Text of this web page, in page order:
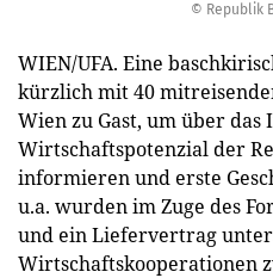
© Republik
WIEN/UFA. Eine
kürzlich mit 40
Wien zu Gast, um über das
Wirtschaftspotenzial der
informieren und erste
u.a. wurden im Zuge des
und ein Liefervertrag
Wirtschaftskooperationen